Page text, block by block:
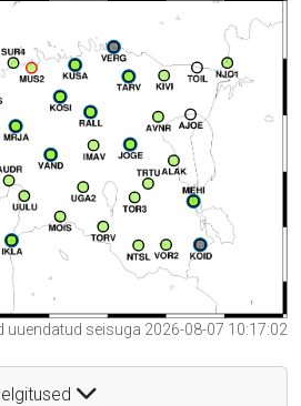
uuendatud seisuga 2026-08-07 10:17:02